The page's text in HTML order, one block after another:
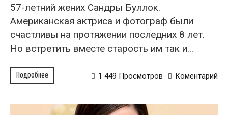
57-летний жених Сандры Буллок.
Американская актриса и фотограф были
счастливы на протяжении последних 8 лет.
Но встретить вместе старость им так и...
Подробнее Коментарий
1 449 Просмотров